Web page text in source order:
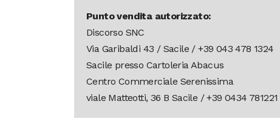
Punto vendita autorizzato:
Discorso SNC
Via Garibaldi 43 / Sacile / +39 043 478 1324
Sacile presso Cartoleria Abacus
Centro Commerciale Serenissima
viale Matteotti, 36 B Sacile / +39 0434 781221